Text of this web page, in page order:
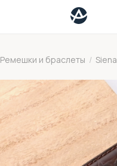
Ремешки и браслеты / Siena